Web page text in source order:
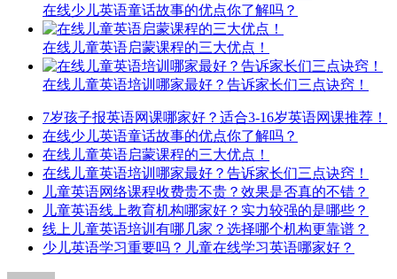
在线少儿英语童话故事的优点你了解吗？
在线儿童英语启蒙课程的三大优点！
在线儿童英语培训哪家最好？告诉家长们三点诀窍！
7岁孩子报英语网课哪家好？适合3-16岁英语网课推荐！
在线少儿英语童话故事的优点你了解吗？
在线儿童英语启蒙课程的三大优点！
在线儿童英语培训哪家最好？告诉家长们三点诀窍！
儿童英语网络课程收费贵不贵？效果是否真的不错？
儿童英语线上教育机构哪家好？实力较强的是哪些？
线上儿童英语培训有哪几家？选择哪个机构更靠谱？
少儿英语学习重要吗？儿童在线学习英语哪家好？